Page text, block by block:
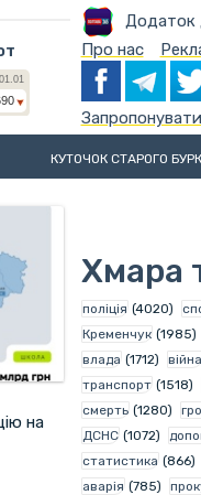
Додаток
Про нас
КУТОЧОК СТАРОГО
на
Хмара
поліція (4020)
Кременчук (1985)
влада (1712) війна
транспорт (1518)
смерть (1280)
ДСНС (1072)
статистика (866)
аварія (785)